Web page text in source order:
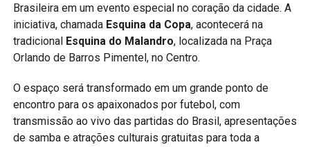
Acompanhe a Maricá Web TV pelo site, Instagram
e Facebook para conferir a cobertura completa dos
principais eventos, notícias e acontecimentos de
Maricá.
#Maricá #ProdutorRural #AgriculturaFamiliar
#TurismoRural #EconomiaLocal #MaricáRJ #Eventos
#MaricáWebTV
Brasileira em um evento especial no coração da cidade. A
iniciativa, chamada Esquina da Copa, acontecerá na
tradicional Esquina do Malandro, localizada na Praça
Orlando de Barros Pimentel, no Centro.
O espaço será transformado em um grande ponto de
encontro para os apaixonados por futebol, com
transmissão ao vivo das partidas do Brasil, apresentações
de samba e atrações culturais gratuitas para toda a